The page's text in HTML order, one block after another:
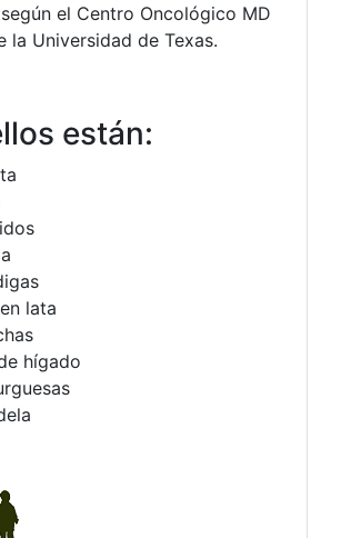
el Centro Oncológico MD
la Universidad de Texas.
están:
lata
hígado